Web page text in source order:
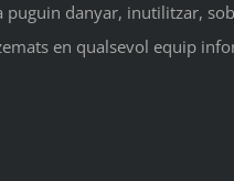
puguin danyar, inutilitzar,
en qualsevol equip